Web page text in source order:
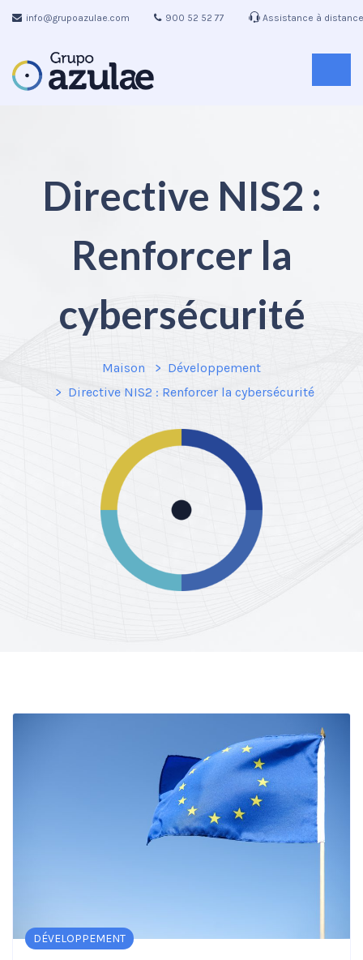
info@grupoazulae.com 900 52 52 77 Assistance à distance
Directive NIS2 :
Renforcer la
cybersécurité
Maison
Développement
Directive NIS2 : Renforcer la cybersécurité
DÉVELOPPEMENT
nécessaires au
fonction de la
façon dont le